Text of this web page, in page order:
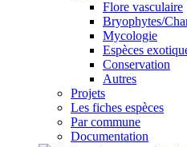
Flore vasculaire
Bryophytes/
Mycologie
Espèces
Conservation
Autres
Projets
Les fiches espèces
Par commune
Documentation